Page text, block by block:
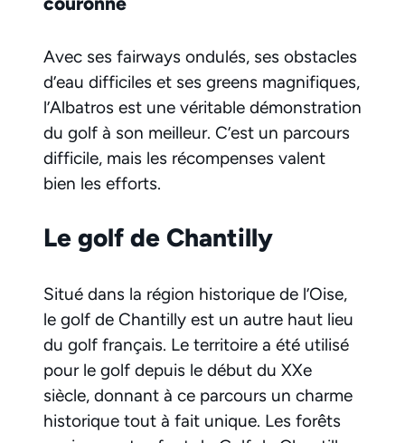
Avec ses fairways ondulés, ses obstacles
d’eau difficiles et ses greens magnifiques,
l’Albatros est une véritable démonstration
du golf à son meilleur. C’est un parcours
difficile, mais les récompenses valent
bien les efforts.
Le golf de Chantilly
Situé dans la région historique de l’Oise,
le golf de Chantilly est un autre haut lieu
du golf français. Le territoire a été utilisé
pour le golf depuis le début du XXe
siècle, donnant à ce parcours un charme
historique tout à fait unique. Les forêts